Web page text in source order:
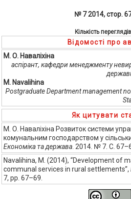
№ 7 2014, стор.
Кількість
Відомості про
М. О. Наваліхіна
аспірант, кафедри менеджменту
M. Navalihina
Postgraduate Department management
Як цитувати
М. О. Наваліхіна Розвиток системи
комунальним господарством у
Економіка та держава . 2014. № 7. С.
Navalihina, M. (2014), “Development of
communal services in rural settlements”,
7, pp. 67–69.